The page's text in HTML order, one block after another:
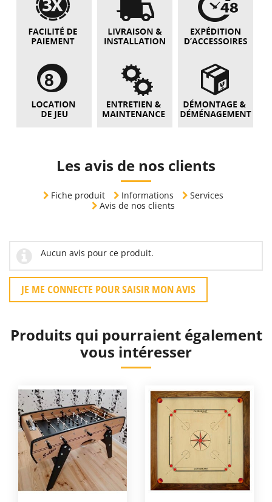
Les avis de nos clients
Fiche produit Informations
Services
Avis de nos clients
Aucun avis pour ce produit.
JE ME CONNECTE POUR SAISIR MON AVIS
Produits qui pourraient également
vous intéresser